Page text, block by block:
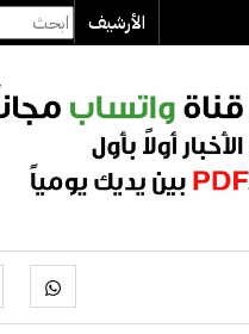
الأرشيف